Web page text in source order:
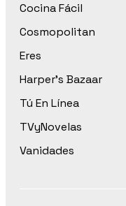
Cocina Fácil
Cosmopolitan
Eres
Harper’s Bazaar
Tú En Línea
TVyNovelas
Vanidades